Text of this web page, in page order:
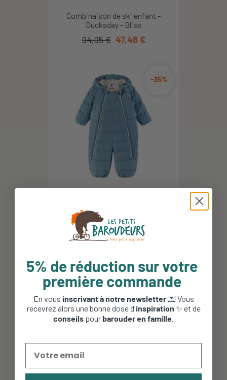
Combinaison de ski enfant -
Ducksday - Bliss
94,95 € 47,48 €
Combinaison bébé chaude et
déperlante transformable...
-35%
119,95 € 77,97 €
-30%
5% de réduction sur votre
première commande
En vous inscrivant à notre newsletter💌 Vous
recevrez alors une bonne dose d'inspiration ✨ et de
conseils pourbarouder en famille